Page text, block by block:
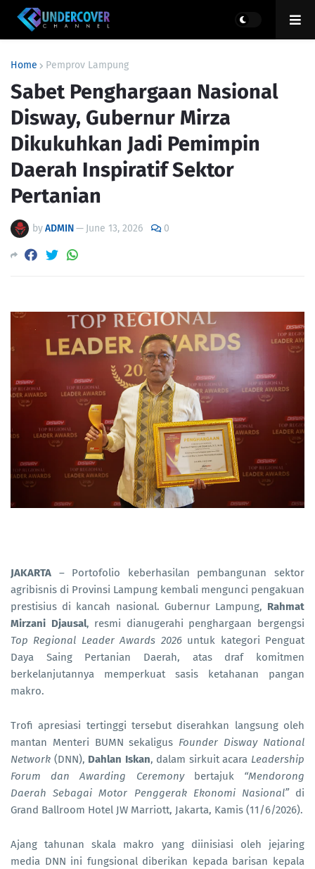
Home Pemprov Lampung
Sabet Penghargaan Nasional
Disway, Gubernur Mirza
Dikukuhkan Jadi Pemimpin
Daerah Inspiratif Sektor
Pertanian
byADMIN— June 13, 2026 0
JAKARTA – Portofolio keberhasilan pembangunan sektor
agribisnis di Provinsi Lampung kembali mengunci pengakuan
prestisius di kancah nasional. Gubernur Lampung, Rahmat
Mirzani Djausal, resmi dianugerahi penghargaan bergengsi
Top Regional Leader Awards 2026untuk kategori Penguat
Daya Saing Pertanian Daerah, atas draf komitmen
berkelanjutannya memperkuat sasis ketahanan pangan
makro.
Trofi apresiasi tertinggi tersebut diserahkan langsung oleh
mantan Menteri BUMN sekaligus Founder Disway National
Network (DNN), Dahlan Iskan, dalam sirkuit acara Leadership
Forum dan Awarding Ceremonybertajuk “Mendorong
Daerah Sebagai Motor Penggerak Ekonomi Nasional”di
Grand Ballroom Hotel JW Marriott, Jakarta, Kamis (11/6/2026).
Ajang tahunan skala makro yang diinisiasi oleh jejaring
media DNN ini fungsional diberikan kepada barisan kepala